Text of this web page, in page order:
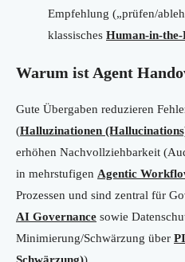
Empfehlung („prüfen/
klassisches Human-in-
Warum ist Agent
Gute Übergaben reduzieren
(Halluzinationen
erhöhen Nachvollziehbarkeit
in mehrstufigen Agentic
Prozessen und sind zentral für
AI Governance sowie
Minimierung/Schwärzung über